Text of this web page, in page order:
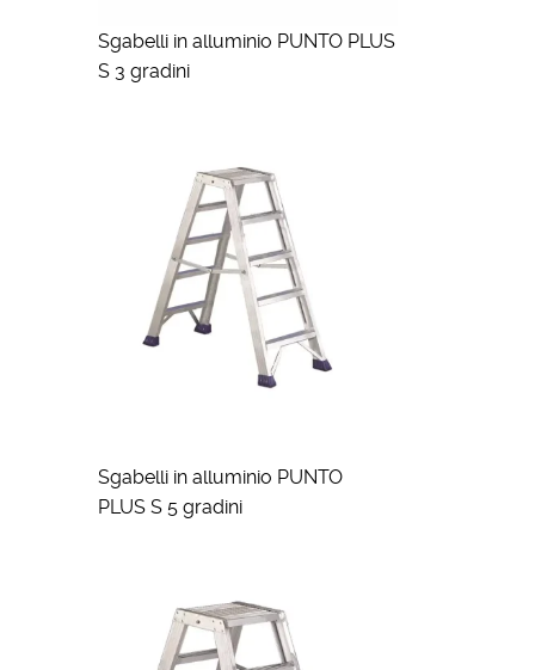
Sgabelli in alluminio PUNTO PLUS
S 3 gradini
Sgabelli in alluminio PUNTO
PLUS S 5 gradini